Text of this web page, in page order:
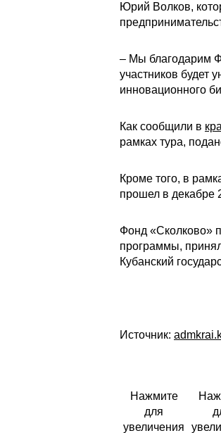
Юрий Волков,
– Мы благодарим
участников будет
инновационного
Как сообщили в
рамках тура,
Кроме того, в
прошел в декабре
Фонд «Сколково»
программы,
Кубанский
Источник:
Нажмите
для
увеличения